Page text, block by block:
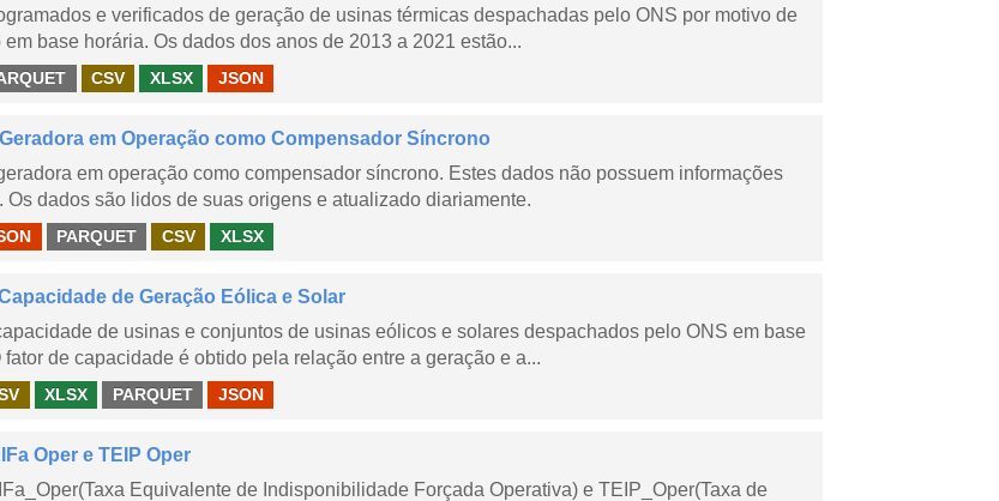
e verificados de geração de usinas térmicas despachadas pelo ONS por motivo de
base horária. Os dados dos anos de 2013 a 2021 estão...
CSV XLSX JSON
em Operação como Compensador Síncrono
em operação como compensador síncrono. Estes dados não possuem informações
Os dados são lidos de suas origens e atualizado diariamente.
PARQUET CSV XLSX
de Geração Eólica e Solar
de usinas e conjuntos de usinas eólicos e solares despachados pelo ONS em base
fator de capacidade é obtido pela relação entre a geração e a...
XLSX PARQUET JSON
Oper e TEIP Oper
Equivalente de Indisponibilidade Forçada Operativa) e TEIP_Oper(Taxa de